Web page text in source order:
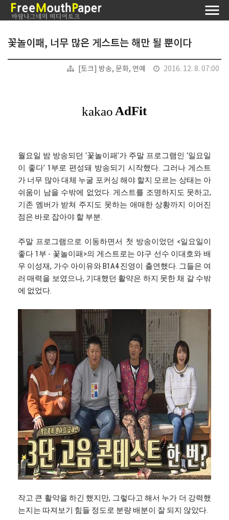
꽃놀이패, 너무 많은 게스트는 해만 될 뿐이다
[토크] 방송, 문화, 연예 2016. 12. 8. 07:00
월요일 밤 방송되던 ‘꽃놀이패’가 주말 프로그램인 ‘일요일
이 좋다’ 1부로 편성돼 방송되기 시작했다. 그러나 게스트
가 너무 많아 대체 누굴 포커싱 해야 할지 모르는 상태는 아
쉬움이 남을 수밖에 없었다. 게스트를 조명하지도 못하고,
기존 멤버가 받쳐 주지도 못하는 애매한 상황까지 이어진
점은 바로 잡아야 할 부분.
주말 프로그램으로 이동하면서 첫 방송이었던 <일요일이
좋다 1부 - 꽃놀이패>의 게스트로는 야구 선수 이대호와 배
우 이성재, 가수 아이유와 B1A4 진영이 출연했다. 그들은 여
러 매력을 보였으나, 기대했던 활약은 하지 못한 채 갈 수밖
에 없었다.
작고 큰 활약을 하긴 했지만, 그렇다고 해서 누가 더 강력했
는지는 따져보기 힘들 정도로 분량 배분이 잘 되지 않았다.